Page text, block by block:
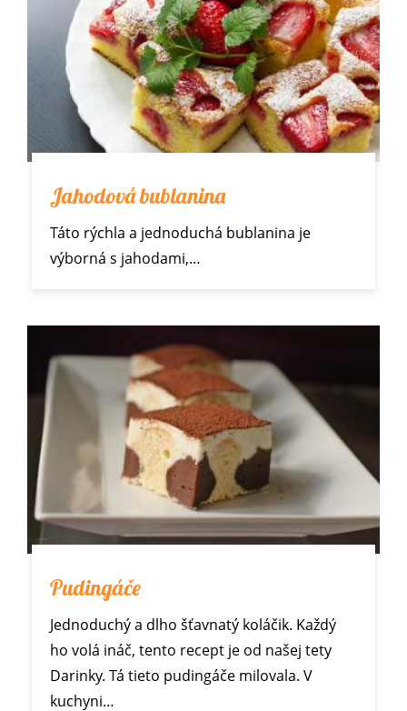
Jahodová bublanina
Táto rýchla a jednoduchá bublanina je
výborná s jahodami,…
Pudingáče
Jednoduchý a dlho šťavnatý koláčik. Každý
ho volá ináč, tento recept je od našej tety
Darinky. Tá tieto pudingáče milovala. V
kuchyni…